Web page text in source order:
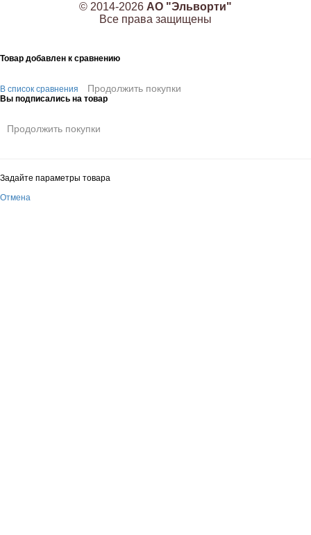
© 2014-2026 АО "Эльворти"
Все права защищены
Товар добавлен к сравнению
В список сравнения Продолжить покупки
Вы подписались на товар
Продолжить покупки
Задайте параметры товара
Отмена